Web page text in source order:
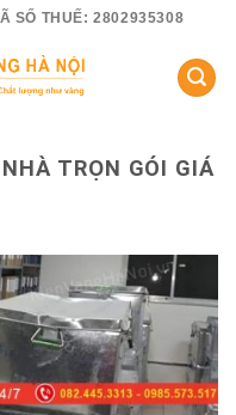
SỐ THUẾ: 2802935308
TRỌN GÓI GIÁ